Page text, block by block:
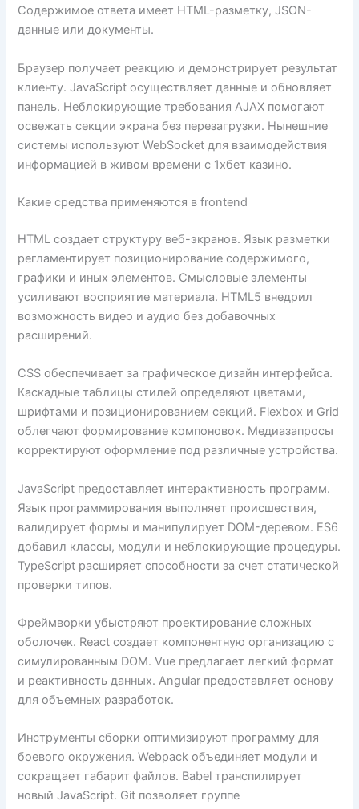
Содержимое ответа имеет HTML-разметку, JSON-
данные или документы.
Браузер получает реакцию и демонстрирует результат
клиенту. JavaScript осуществляет данные и обновляет
панель. Неблокирующие требования AJAX помогают
освежать секции экрана без перезагрузки. Нынешние
системы используют WebSocket для взаимодействия
информацией в живом времени с 1хбет казино.
Какие средства применяются в frontend
HTML создает структуру веб-экранов. Язык разметки
регламентирует позиционирование содержимого,
графики и иных элементов. Смысловые элементы
усиливают восприятие материала. HTML5 внедрил
возможность видео и аудио без добавочных
расширений.
CSS обеспечивает за графическое дизайн интерфейса.
Каскадные таблицы стилей определяют цветами,
шрифтами и позиционированием секций. Flexbox и Grid
облегчают формирование компоновок. Медиазапросы
корректируют оформление под различные устройства.
JavaScript предоставляет интерактивность программ.
Язык программирования выполняет происшествия,
валидирует формы и манипулирует DOM-деревом. ES6
добавил классы, модули и неблокирующие процедуры.
TypeScript расширяет способности за счет статической
проверки типов.
Фреймворки убыстряют проектирование сложных
оболочек. React создает компонентную организацию с
симулированным DOM. Vue предлагает легкий формат
и реактивность данных. Angular предоставляет основу
для объемных разработок.
Инструменты сборки оптимизируют программу для
боевого окружения. Webpack объединяет модули и
сокращает габарит файлов. Babel транспилирует
новый JavaScript. Git позволяет группе